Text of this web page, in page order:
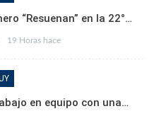
“Resuenan” en la 22°…
19 Horas hace
en equipo con una…